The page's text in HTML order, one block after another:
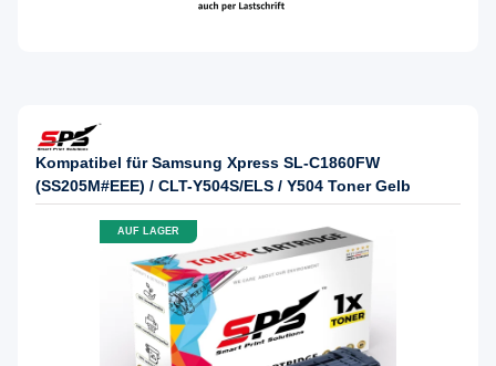
Kompatibel für Samsung Xpress SL-C1860FW
(SS205M#EEE) / CLT-Y504S/ELS / Y504 Toner Gelb
AUF LAGER